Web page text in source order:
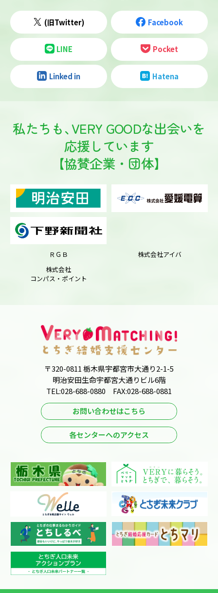
(旧Twitter) Facebook
LINE Pocket
Linked in Hatena
私たちも、VERY GOODな出会いを
応援しています
【協賛企業・団体】
ＲＧＢ
株式会社アイバ
株式会社
コンパス・ポイント
〒320-0811 栃木県宇都宮市大通り2-1-5
明治安田生命宇都宮大通りビル6階
TEL:028-688-0880 FAX:028-688-0881
お問い合わせはこちら
各センターへのアクセス